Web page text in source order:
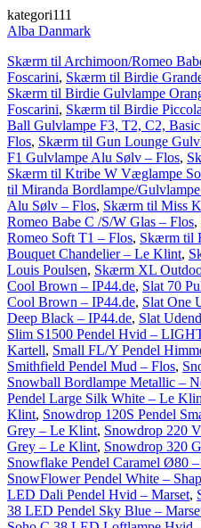
kategori111
Alba Danmark
Skærm til Archimoon/Romeo
Foscarini, Skærm til Birdie
Skærm til Birdie Gulvlampe
Foscarini, Skærm til Birdie
Ball Gulvlampe F3, T2, C2,
Flos, Skærm til Gun Lounge
F1 Gulvlampe Alu Sølv – Flos,
Skærm til Ktribe W Væglampe
til Miranda Bordlampe/
Alu Sølv – Flos, Skærm til Miss
Romeo Babe C /S/W Glas – Flos,
Romeo Soft T1 – Flos, Skærm til
Bouquet Chandelier – Le Klint,
Louis Poulsen, Skærm XL
Cool Brown – IP44.de, Slat 70
Cool Brown – IP44.de, Slat One
Deep Black – IP44.de, Slat
Slim S1500 Pendel Hvid –
Kartell, Small FL/Y Pendel
Smithfield Pendel Mud – Flos,
Snowball Bordlampe Metallic –
Pendel Large Silk White – Le
Klint, Snowdrop 120S Pendel
Grey – Le Klint, Snowdrop 220
Grey – Le Klint, Snowdrop 320
Snowflake Pendel Caramel Ø80
SnowFlower Pendel White –
LED Dali Pendel Hvid – Marset,
38 LED Pendel Sky Blue –